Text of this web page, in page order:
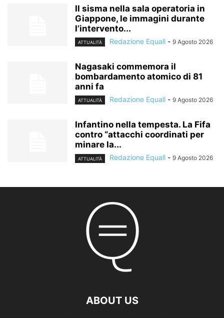
Il sisma nella sala operatoria in
Giappone, le immagini durante
l’intervento...
ATTUALITÀ Redazione Equall - 9 Agosto 2026
Nagasaki commemora il
bombardamento atomico di 81
anni fa
ATTUALITÀ Redazione Equall - 9 Agosto 2026
Infantino nella tempesta. La Fifa
contro “attacchi coordinati per
minare la...
ATTUALITÀ Redazione Equall - 9 Agosto 2026
ABOUT US